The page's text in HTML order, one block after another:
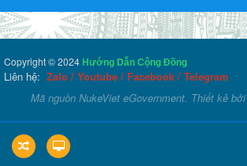
Copyright © 2024 Hướng Dẫn Cộng Đồng
Liên hệ: Zalo / Youtube / Facebook / Telegram
Mã nguồn NukeViet eGovernment. Thiết kê bởi